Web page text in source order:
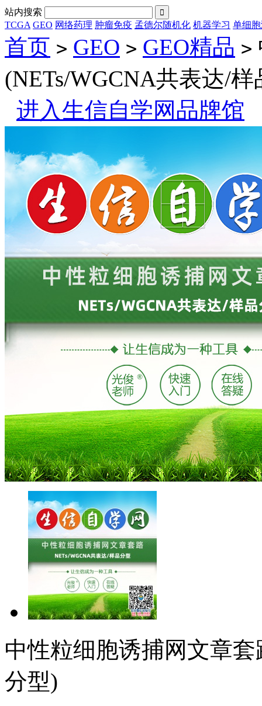
站内搜索 
TCGA GEO 网络药理 肿瘤免疫 孟德尔随机化 机器学习 单细
首页 > GEO > GEO精品 >
(NETs/WGCNA共表达/样
进入生信自学网品牌馆
中性粒细胞诱捕网文章
分型)